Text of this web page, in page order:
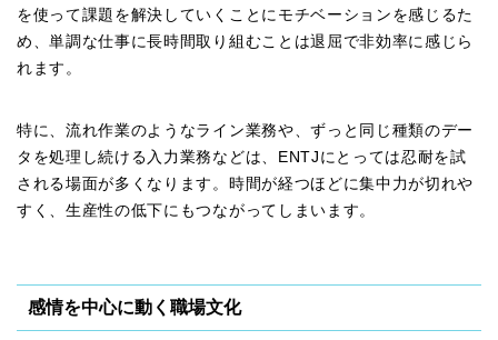
を使って課題を解決していくことにモチベーションを感じるた
め、単調な仕事に長時間取り組むことは退屈で非効率に感じら
れます。
特に、流れ作業のようなライン業務や、ずっと同じ種類のデー
タを処理し続ける入力業務などは、ENTJにとっては忍耐を試
される場面が多くなります。時間が経つほどに集中力が切れや
すく、生産性の低下にもつながってしまいます。
感情を中心に動く職場文化